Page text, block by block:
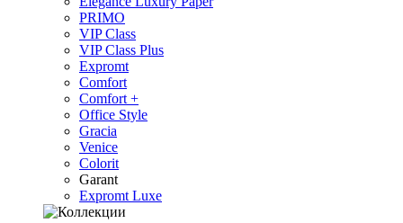
PRIMO
VIP Class
VIP Class Plus
Expromt
Comfort
Comfort +
Office Style
Gracia
Venice
Colorit
Garant
Expromt Luxe